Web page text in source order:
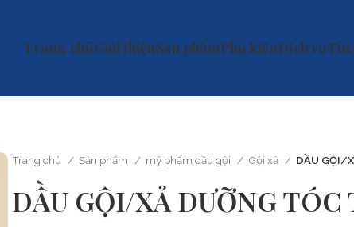
Trang chủGiới thiệuSản phẩmPhụ kiệnDịch vụTin
Trang chủ Sản phẩm mỹ phẩm dầu gội Gội xả DẦU GỘI/
DẦU GỘI/XẢ DƯỠNG